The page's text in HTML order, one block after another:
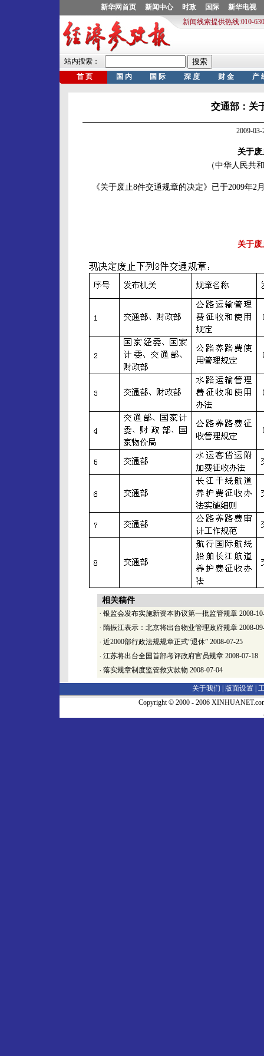
交通部：关
2009-
关于
（中华人民共
《关于废止8件交通规章的决定》已于2009年2
关于
相关稿件
· 银监会发布实施新资本协议第一批监管规章 2008-
· 隋振江表示：北京将出台物业管理政府规章 2008-
· 近2000部行政法规规章正式“退休” 2008-07-25
· 江苏将出台全国首部考评政府官员规章 2008-07-18
· 落实规章制度监管救灾款物 2008-07-04
关于我们 | 版面设置
Copyright © 2000 - 2006